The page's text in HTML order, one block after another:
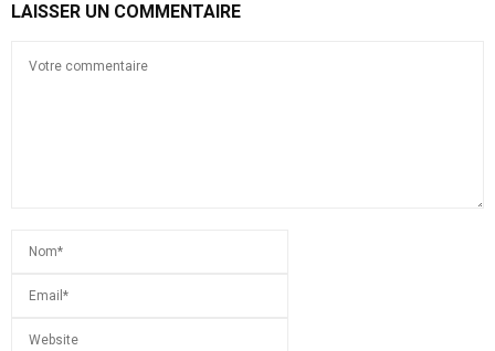
LAISSER UN COMMENTAIRE